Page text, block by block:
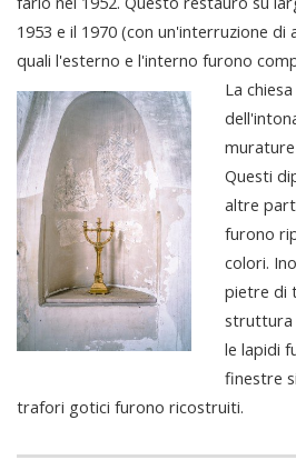
1953 e il 1970 (con un'interruzione di
quali l'esterno e l'interno furono
La
Questi
altre
furono
colori.
pietre di
struttura
le lapidi
finestre
trafori gotici furono ricostruiti.